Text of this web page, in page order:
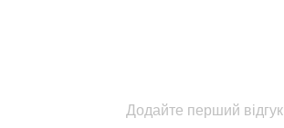
Додайте перший відгук